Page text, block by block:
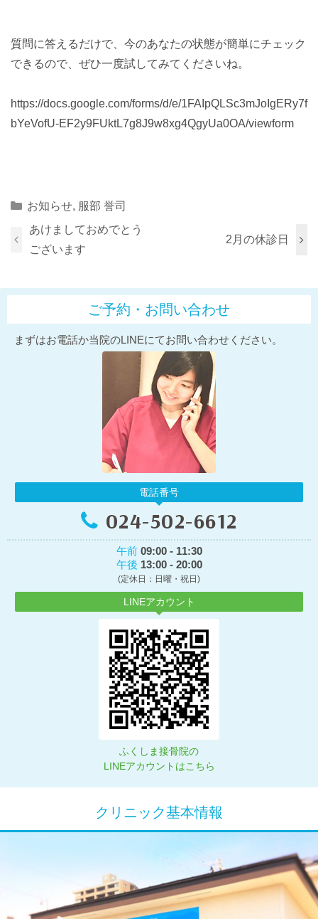
質問に答えるだけで、今のあなたの状態が簡単にチェック
できるので、ぜひ一度試してみてくださいね。
https://docs.google.com/forms/d/e/1FAIpQLSc3mJoIgERy7f
bYeVofU-EF2y9FUktL7g8J9w8xg4QgyUa0OA/viewform
Categories
お知らせ, 服部 誉司
あけましておめでとう
ございます
2月の休診日
ご予約・お問い合わせ
まずはお電話か当院のLINEにてお問い合わせください。
電話番号
024-502-6612
午前 09:00 - 11:30
午後 13:00 - 20:00
(定休日：日曜・祝日)
LINEアカウント
ふくしま接骨院の
LINEアカウントはこちら
クリニック基本情報